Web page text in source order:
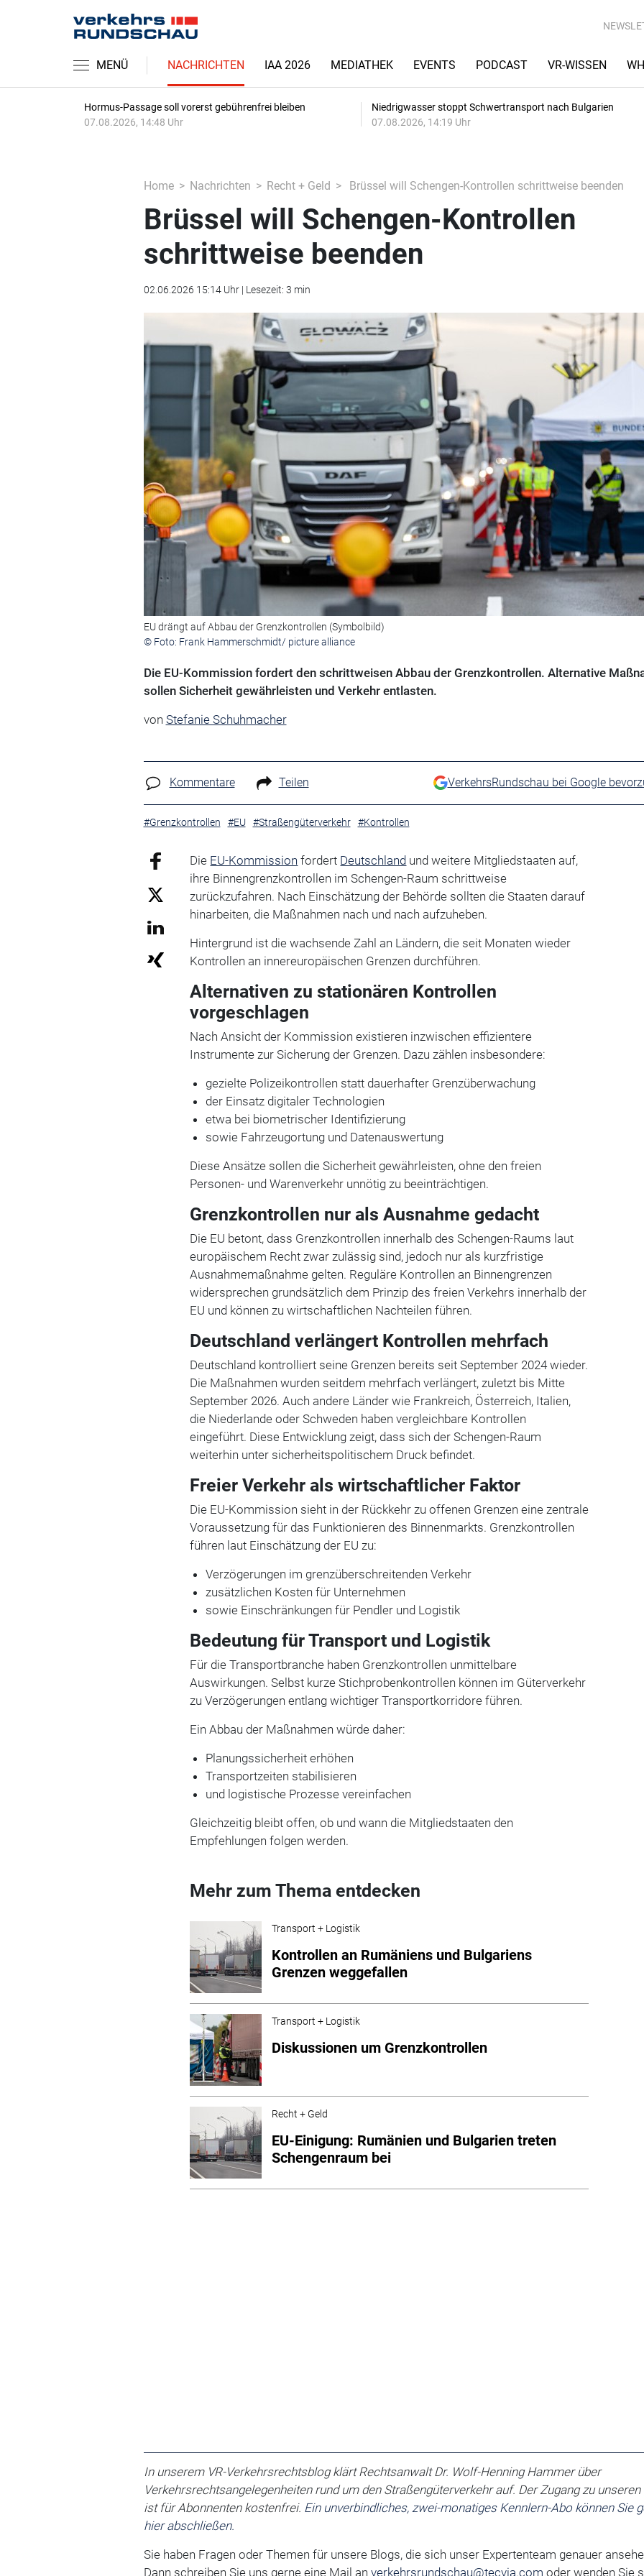
MENÜ NACHRICHTEN IAA 2026 MEDIATHEK EVENTS PODCAST VR-WISSEN
Hormus-Passage soll vorerst gebührenfrei bleiben
07.08.2026, 14:48 Uhr
Niedrigwasser stoppt Schwertransport nach Bulgarien
07.08.2026, 14:19 Uhr
Home Nachrichten Recht + Geld Brüssel will Schengen-Kontrollen schrittweise beenden
Brüssel will Schengen-Kontrollen
schrittweise beenden
02.06.2026 15:14 Uhr | Lesezeit: 3 min
EU drängt auf Abbau der Grenzkontrollen (Symbolbild)
© Foto: Frank Hammerschmidt/ picture alliance
Die EU-Kommission fordert den schrittweisen Abbau der Grenzkontrollen. Alternative
sollen Sicherheit gewährleisten und Verkehr entlasten.
von Stefanie Schuhmacher
Kommentare Teilen VerkehrsRundschau bei Google
#Grenzkontrollen #EU #Straßengüterverkehr #Kontrollen
Die EU-Kommission fordert Deutschland und weitere Mitgliedstaaten auf,
ihre Binnengrenzkontrollen im Schengen-Raum schrittweise
zurückzufahren. Nach Einschätzung der Behörde sollten die Staaten darauf
hinarbeiten, die Maßnahmen nach und nach aufzuheben.
Hintergrund ist die wachsende Zahl an Ländern, die seit Monaten wieder
Kontrollen an innereuropäischen Grenzen durchführen.
Alternativen zu stationären Kontrollen
vorgeschlagen
Nach Ansicht der Kommission existieren inzwischen effizientere
Instrumente zur Sicherung der Grenzen. Dazu zählen insbesondere:
gezielte Polizeikontrollen statt dauerhafter Grenzüberwachung
der Einsatz digitaler Technologien
etwa bei biometrischer Identifizierung
sowie Fahrzeugortung und Datenauswertung
Diese Ansätze sollen die Sicherheit gewährleisten, ohne den freien
Personen- und Warenverkehr unnötig zu beeinträchtigen.
Grenzkontrollen nur als Ausnahme gedacht
Die EU betont, dass Grenzkontrollen innerhalb des Schengen-Raums laut
europäischem Recht zwar zulässig sind, jedoch nur als kurzfristige
Ausnahmemaßnahme gelten. Reguläre Kontrollen an Binnengrenzen
widersprechen grundsätzlich dem Prinzip des freien Verkehrs innerhalb der
EU und können zu wirtschaftlichen Nachteilen führen.
Deutschland verlängert Kontrollen mehrfach
Deutschland kontrolliert seine Grenzen bereits seit September 2024 wieder.
Die Maßnahmen wurden seitdem mehrfach verlängert, zuletzt bis Mitte
September 2026. Auch andere Länder wie Frankreich, Österreich, Italien,
die Niederlande oder Schweden haben vergleichbare Kontrollen
eingeführt. Diese Entwicklung zeigt, dass sich der Schengen-Raum
weiterhin unter sicherheitspolitischem Druck befindet.
Freier Verkehr als wirtschaftlicher Faktor
Die EU-Kommission sieht in der Rückkehr zu offenen Grenzen eine zentrale
Voraussetzung für das Funktionieren des Binnenmarkts. Grenzkontrollen
führen laut Einschätzung der EU zu:
Verzögerungen im grenzüberschreitenden Verkehr
zusätzlichen Kosten für Unternehmen
sowie Einschränkungen für Pendler und Logistik
Bedeutung für Transport und Logistik
Für die Transportbranche haben Grenzkontrollen unmittelbare
Auswirkungen. Selbst kurze Stichprobenkontrollen können im Güterverkehr
zu Verzögerungen entlang wichtiger Transportkorridore führen.
Ein Abbau der Maßnahmen würde daher:
Planungssicherheit erhöhen
Transportzeiten stabilisieren
und logistische Prozesse vereinfachen
Gleichzeitig bleibt offen, ob und wann die Mitgliedstaaten den
Empfehlungen folgen werden.
Mehr zum Thema entdecken
Transport + Logistik
Kontrollen an Rumäniens und Bulgariens
Grenzen weggefallen
Transport + Logistik
Diskussionen um Grenzkontrollen
Recht + Geld
EU-Einigung: Rumänien und Bulgarien treten
Schengenraum bei
In unserem VR-Verkehrsrechtsblog klärt Rechtsanwalt Dr. Wolf-Henning Hammerüber
Verkehrsrechtsangelegenheiten rund um den Straßengüterverkehr auf. Der Zugang zu unseren
ist für Abonnenten kostenfrei. Ein unverbindliches, zwei-monatiges Kennlern-Abo können Sie
hier abschließen.
Sie haben Fragen oder Themen für unsere Blogs, die sich unser Expertenteam genauer
Dann schreiben Sie uns gerne eine Mail an verkehrsrundschau@tecvia.com oder wenden Sie